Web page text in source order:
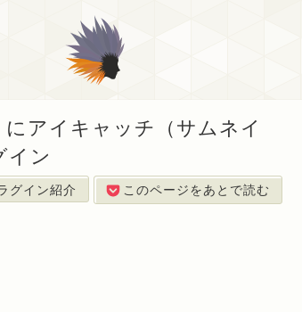
にアイキャッチ（サムネイ
イン
グイン紹介 このページをあとで読む